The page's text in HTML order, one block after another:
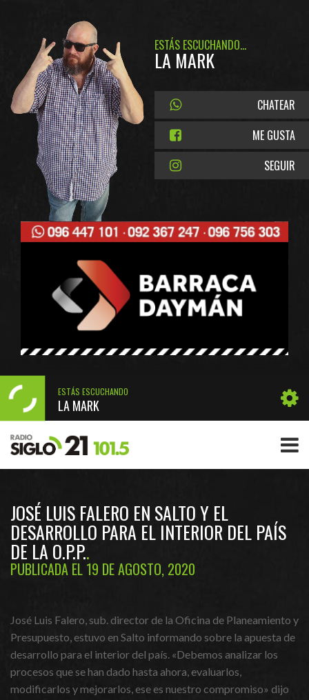
ESTÁS ESCUCHANDO...
LA MARK
CHATEAR
ME GUSTA
SEGUIR
ESTÁS ESCUCHANDO
LA MARK
JOSÉ LUIS FALERO EN SALTO Y EL
DESARROLLO PARA EL INTERIOR DEL PAÍS
DE LA O.P.P.
PUBLICADA EL 19 DE AGOSTO, 2020
José Luis Falero, sub. director de la Oficina de Planeamiento y
Presupuesto, estuvo en Salto informando sobre la apuesta de
desarrollo para el interior del país. «Debemos analizar los
procesos que se han dado hasta ahora, evaluarlos,
modificarlos y mejorarlos, ese es nuestro compromiso» dijo